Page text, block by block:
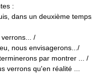
:
dans un deuxième temps,
/
nous envisagerons.../
par montrer ... /
verrons qu'en réalité ...